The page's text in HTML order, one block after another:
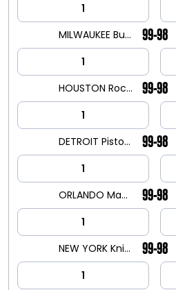
1
MILWAUKEE Bucks
1
99-98
HOUSTON Rockets
1
99-98
DETROIT Pistons
1
99-98
ORLANDO Magic
1
99-98
NEW YORK Knicks
1
99-98